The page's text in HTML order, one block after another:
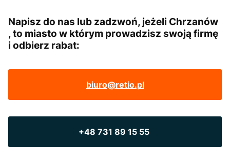
Napisz do nas lub zadzwoń, jeżeli Chrzanów
, to miasto w którym prowadzisz swoją firmę
i odbierz rabat:
biuro@retio.pl
+48 731 89 15 55